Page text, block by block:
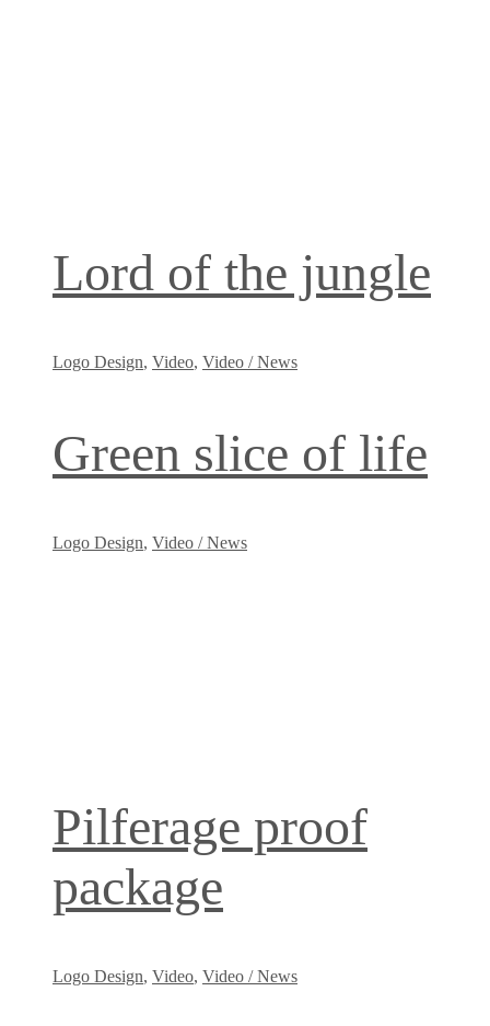
Lord of the jungle
Logo Design, Video, Video / News
Green slice of life
Logo Design, Video / News
Pilferage proof
package
Logo Design, Video, Video / News